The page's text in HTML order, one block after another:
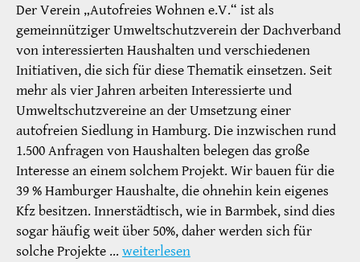
Der Verein „Autofreies Wohnen e.V.“ ist als
gemeinnütziger Umweltschutzverein der Dachverband
von interessierten Haushalten und verschiedenen
Initiativen, die sich für diese Thematik einsetzen. Seit
mehr als vier Jahren arbeiten Interessierte und
Umweltschutzvereine an der Umsetzung einer
autofreien Siedlung in Hamburg. Die inzwischen rund
1.500 Anfragen von Haushalten belegen das große
Interesse an einem solchem Projekt. Wir bauen für die
39 % Hamburger Haushalte, die ohnehin kein eigenes
Kfz besitzen. Innerstädtisch, wie in Barmbek, sind dies
sogar häufig weit über 50%, daher werden sich für
solche Projekte … weiterlesen